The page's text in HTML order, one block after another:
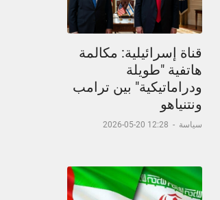
قناة إسرائيلية: مكالمة
هاتفية "طويلة
ودراماتيكية" بين ترامب
ونتنياهو
سياسة -
12:28 20-05-2026